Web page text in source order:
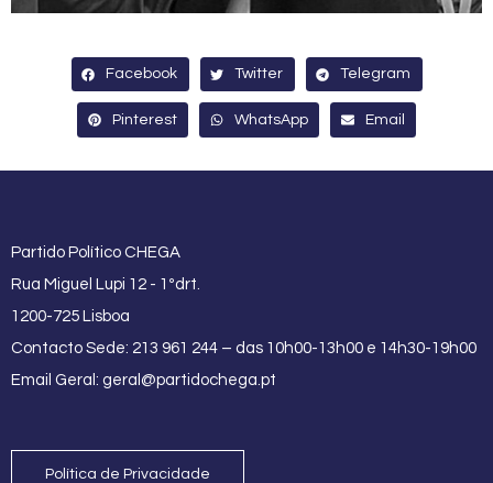
Facebook Twitter Telegram
Pinterest WhatsApp Email
Partido Político CHEGA
Rua Miguel Lupi 12 - 1ºdrt.
1200-725 Lisboa
Contacto Sede: 213 961 244 – das 10h00-13h00 e 14h30-19h00
Email Geral: geral@partidochega.pt
Política de Privacidade